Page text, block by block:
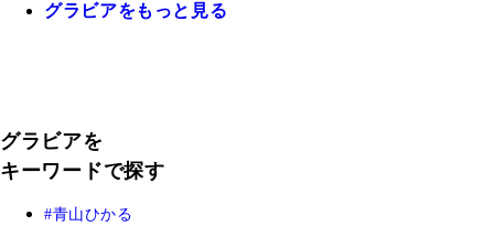
グラビアをもっと見る
グラビアを
キーワードで探す
青山ひかる